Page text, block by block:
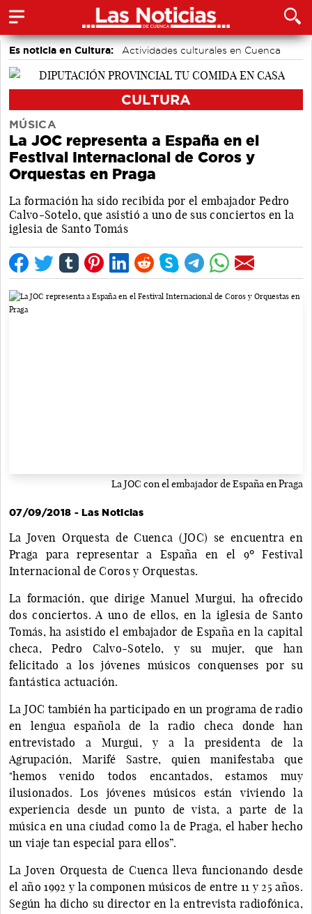
Es noticia en Cultura: Actividades culturales en Cuenca
CULTURA
MÚSICA
La JOC representa a España en el
Festival Internacional de Coros y
Orquestas en Praga
La formación ha sido recibida por el embajador Pedro
Calvo-Sotelo, que asistió a uno de sus conciertos en la
iglesia de Santo Tomás
La JOC con el embajador de España en Praga
07/09/2018 - Las Noticias
La Joven Orquesta de Cuenca (JOC) se encuentra en
Praga para representar a España en el 9º Festival
Internacional de Coros y Orquestas.
La formación, que dirige Manuel Murgui, ha ofrecido
dos conciertos. A uno de ellos, en la iglesia de Santo
Tomás, ha asistido el embajador de España en la capital
checa, Pedro Calvo-Sotelo, y su mujer, que han
felicitado a los jóvenes músicos conquenses por su
fantástica actuación.
La JOC también ha participado en un programa de radio
en lengua española de la radio checa donde han
entrevistado a Murgui, y a la presidenta de la
Agrupación, Marifé Sastre, quien manifestaba que
"hemos venido todos encantados, estamos muy
ilusionados. Los jóvenes músicos están viviendo la
experiencia desde un punto de vista, a parte de la
música en una ciudad como la de Praga, el haber hecho
un viaje tan especial para ellos”.
La Joven Orquesta de Cuenca lleva funcionando desde
el año 1992 y la componen músicos de entre 11 y 25 años.
Según ha dicho su director en la entrevista radiofónica,